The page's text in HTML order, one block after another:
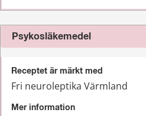
Psykosläkemedel
Receptet är märkt med
Fri neuroleptika Värmland
Mer information